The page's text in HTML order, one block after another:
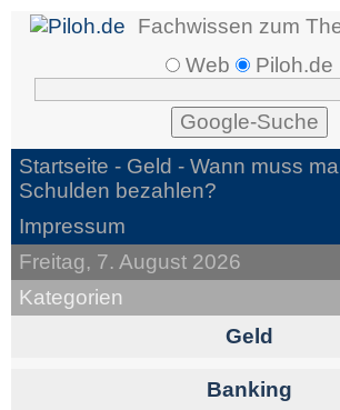
Fachwissen zum
Web
Piloh.de
Startseite - Geld - Wann muss
Schulden bezahlen?
Impressum
Freitag, 7. August 2026
Kategorien
Geld
Banking